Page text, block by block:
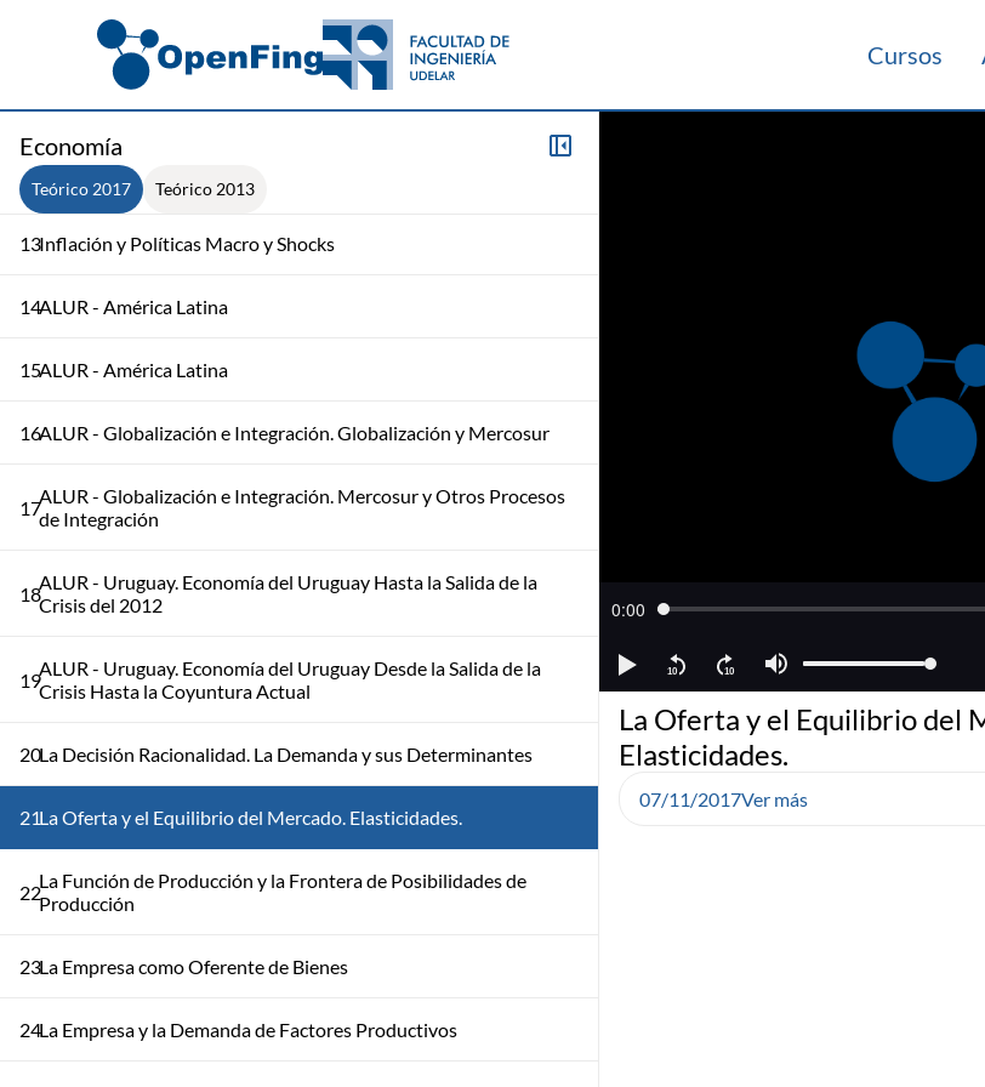
Cursos
Economía
Teórico 2017 Teórico 2013
Oferta Agregada. Demanda Agregada: Consumo e Inversión
11Demanda Agregada: Gasto, Exportaciones e Importaciones
12Mercado Monetario, Financiero y Cambiario
13Inflación y Políticas Macro y Shocks
14ALUR - América Latina
15ALUR - América Latina
16ALUR - Globalización e Integración. Globalización y Mercosur
17ALUR - Globalización e Integración. Mercosur y Otros Procesos
de Integración
18ALUR - Uruguay. Economía del Uruguay Hasta la Salida de la
Crisis del 2012
19ALUR - Uruguay. Economía del Uruguay Desde la Salida de la
Crisis Hasta la Coyuntura Actual
20La Decisión Racionalidad. La Demanda y sus Determinantes
21La Oferta y el Equilibrio del Mercado. Elasticidades.
22La Función de Producción y la Frontera de Posibilidades de
Producción
23La Empresa como Oferente de Bienes
24La Empresa y la Demanda de Factores Productivos
La Oferta y el Equilibrio del
Elasticidades.
07/11/2017Ver más